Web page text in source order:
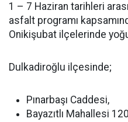
1 – 7 Haziran tarihleri
asfalt programı
Onikişubat ilçelerinde
Dulkadiroğlu ilçesinde;
Pınarbaşı Caddesi,
Bayazıtlı Mahallesi